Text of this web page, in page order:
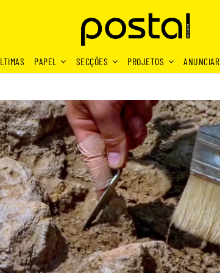
PAPEL SECÇÕES PROJETOS ANUNCIAR